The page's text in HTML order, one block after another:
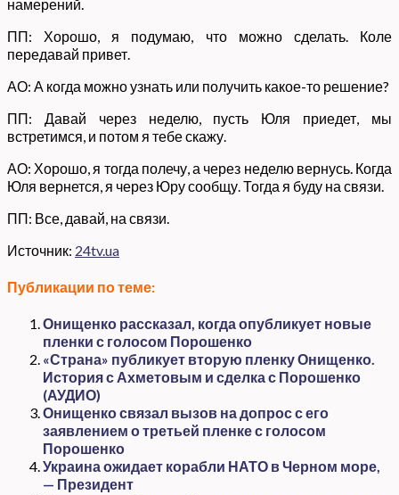
намерений.
ПП: Хорошо, я подумаю, что можно сделать. Коле
передавай привет.
АО: А когда можно узнать или получить какое-то решение?
ПП: Давай через неделю, пусть Юля приедет, мы
встретимся, и потом я тебе скажу.
АО: Хорошо, я тогда полечу, а через неделю вернусь. Когда
Юля вернется, я через Юру сообщу. Тогда я буду на связи.
ПП: Все, давай, на связи.
Источник: 24tv.ua
Публикации по теме:
Онищенко рассказал, когда опубликует новые
пленки с голосом Порошенко
«Страна» публикует вторую пленку Онищенко.
История с Ахметовым и сделка с Порошенко
(АУДИО)
Онищенко связал вызов на допрос с его
заявлением о третьей пленке с голосом
Порошенко
Украина ожидает корабли НАТО в Черном море,
— Президент